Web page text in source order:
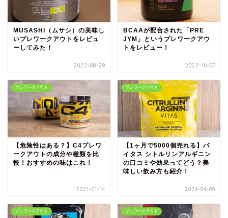
MUSASHI（ムサシ）の美味し
いプレワークアウトをレビュ
ーしてみた！
2022-08-29
BCAAが配合された「PRE
JYM」というプレワークアウ
トをレビュー！
2022-10-07
プレワークアウト
【危険性はある？】C4プレワ
ークアウトの成分や種類を比
較！おすすめの味はこれ！
2021-01-14
プレワークアウト
【1ヶ月で5000個売れる】バ
イタス シトルリンアルギニン
の口コミや効果ってどう？美
味しい飲み方も紹介！
2024-04-05
プレワークアウト プレワークアウト